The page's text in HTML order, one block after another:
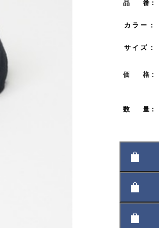
品 番：
カ ラ ー ：
サ イ ズ ：
価 格：
数 量：